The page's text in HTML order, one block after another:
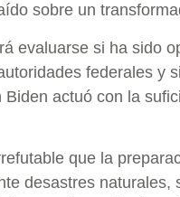
sobre un
evaluarse si ha sido
federales y
Biden actuó con la
que la
desastres naturales,